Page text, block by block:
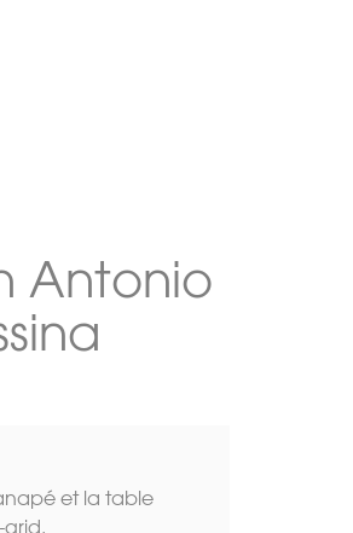
Antonio
et la table